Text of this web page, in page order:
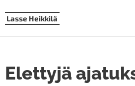
Lasse Heikkilä
Elettyjä